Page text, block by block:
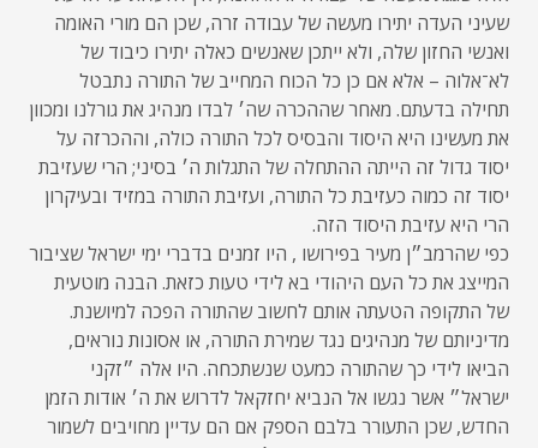
שעיני העדה יתירו מעשה של עבודה זרה, שכן הם מורי האומה
ואנשי החזון שלה, ולא ייתכן שאנשים כאלה יתירו כיבוד של
לא־אלוה – אלא אם כן כל הכוח המחייב של התורה נתבטל
תחילה בדעתם. מאחר שההכרה שה׳ לבדו מנהיג את גורלנו ומכוון
את מעשינו היא היסוד והבסיס לכל התורה כולה, וההכרזה על
יסוד גדול זה הייתה ההתחלה של התגלות ה׳ בסיני; הרי שעזיבת
יסוד זה כמוה כעזיבת כל התורה, ועזיבת התורה במזיד ובעיקרון
הרי היא עזיבת היסוד הזה.
כפי שהרמב״ן מעיר בפירושו , היו זמנים בדברי ימי ישראל שציבור
המייצג את כל העם היהודי בא לידי טעות כזאת. הבנה מוטעית
של התקופה הטעתה אותם לחשוב שהתורה הפכה למיושנת.
מדיניותם של מנהיגים נגד שמירת התורה, או אסונות נוראים,
הביאו לידי כך שהתורה כמעט שנשתכחה. היו אלה ״זקני
ישראל״ אשר נגשו אל הנביא יחזקאל לדרוש את ה׳ אודות הזמן
החדש, שכן התעורר בלבם הספק אם הם עדיין מחויבים לשמור